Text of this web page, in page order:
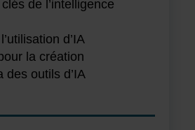
de l’intelligence
d’IA
la création
des outils d’IA